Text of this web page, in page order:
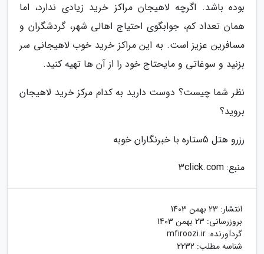
بوده باشد. اگرچه لاهیجان مراکز خرید زیادی ندارد، اما
همان تعداد کم، جوابگوی احتیاج اهالی شهر، گردشگران و
مسافرین عزیز است. به این مراکز خرید خوب لاهیجانی سر
بزنید و سوغاتی و مایحتاج خود را از آن ها تهیه کنید.
نظر شما چیست؟ دوست دارید به کدام مرکز خرید لاهیجان
بروید؟
رزرو هتل 5ستاره با خبرنگاران خوبه
منبع: 3click.com
انتشار: 23 بهمن 1403
بروزرسانی: 23 بهمن 1403
گردآورنده: mfiroozi.ir
شناسه مطلب: 2232